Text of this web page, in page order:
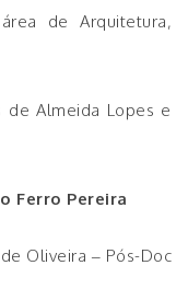
de Arquitetura,
de Almeida Lopes e
Ferro Pereira
Oliveira – Pós-Doc